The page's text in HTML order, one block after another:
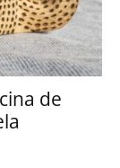
de